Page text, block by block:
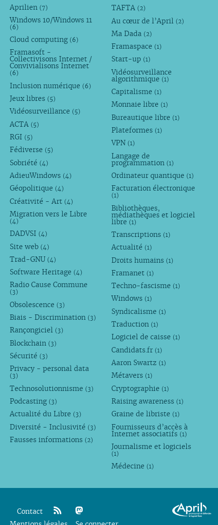
Aprilien (7)
Windows 10/Windows 11
(6)
Cloud computing (6)
Framasoft -
Collectivisons Internet /
Convivialisons Internet
(6)
Inclusion numérique (6)
Jeux libres (5)
Vidéosurveillance (5)
ACTA (5)
RGI (5)
Fédiverse (5)
Sobriété (4)
AdieuWindows (4)
Géopolitique (4)
Créativité - Art (4)
Migration vers le Libre
(4)
DADVSI (4)
Site web (4)
Trad-GNU (4)
Software Heritage (4)
Radio Cause Commune
(3)
Obsolescence (3)
Biais - Discrimination (3)
Rançongiciel (3)
Blockchain (3)
Sécurité (3)
Privacy - personal data
(3)
Technosolutionnisme (3)
Podcasting (3)
Actualité du Libre (3)
Diversité - Inclusivité (3)
Fausses informations (2)
TAFTA (2)
Au cœur de l’April (2)
Ma Dada (2)
Framaspace (1)
Start-up (1)
Vidéosurveillance
algorithmique (1)
Capitalisme (1)
Monnaie libre (1)
Bureautique libre (1)
Plateformes (1)
VPN (1)
Langage de
programmation (1)
Ordinateur quantique (1)
Facturation électronique
(1)
Bibliothèques,
médiathèques et logiciel
libre (1)
Transcriptions (1)
Actualité (1)
Droits humains (1)
Framanet (1)
Techno-fascisme (1)
Windows (1)
Syndicalisme (1)
Traduction (1)
Logiciel de caisse (1)
Candidats.fr (1)
Aaron Swartz (1)
Métavers (1)
Cryptographie (1)
Raising awareness (1)
Graine de libriste (1)
Fournisseurs d’accès à
Internet associatifs (1)
Journalisme et logiciels
(1)
Médecine (1)
Contact
rss mastodon